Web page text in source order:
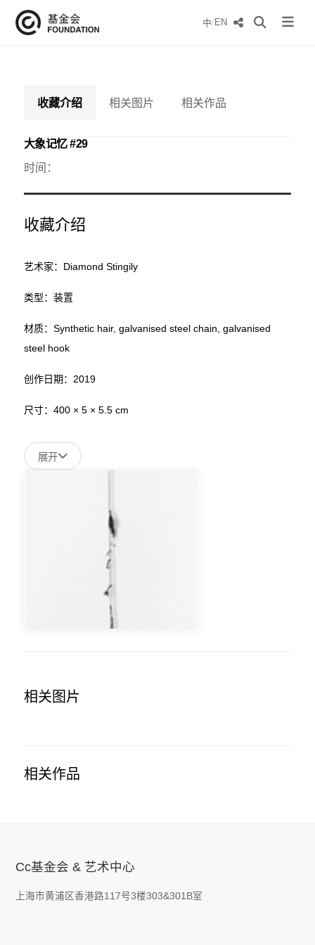
中/EN
收藏介绍 相关图片 相关作品
大象记忆 #29
时间：
收藏介绍
艺术家：Diamond Stingily
类型：装置
材质：Synthetic hair, galvanised steel chain, galvanised
steel hook
创作日期：2019
尺寸：400 × 5 × 5.5 cm
展开
相关图片
相关作品
Cc基金会 & 艺术中心
上海市黄浦区香港路117号3楼303&301B室